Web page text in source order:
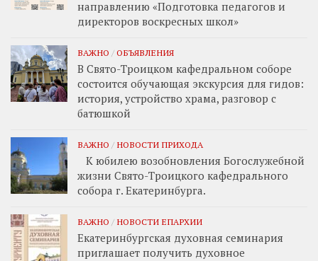
направлению «Подготовка педагогов и
директоров воскресных школ»
ВАЖНО / ОБЪЯВЛЕНИЯ
В Свято-Троицком кафедральном соборе
состоится обучающая экскурсия для гидов:
история, устройство храма, разговор с
батюшкой
ВАЖНО / НОВОСТИ ПРИХОДА
К юбилею возобновления Богослужебной
жизни Свято-Троицкого кафедрального
собора г. Екатеринбурга.
ВАЖНО / НОВОСТИ ЕПАРХИИ
Екатеринбургская духовная семинария
приглашает получить духовное